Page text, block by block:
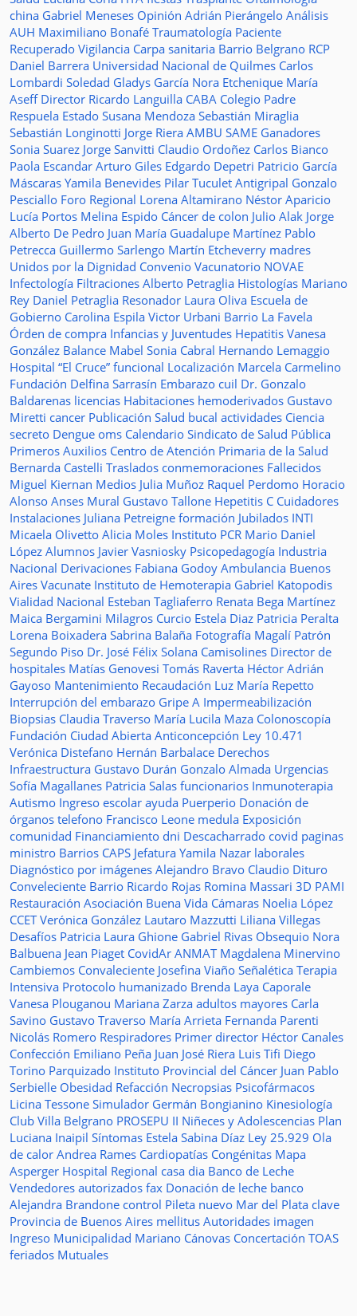
china Gabriel Meneses Opinión Adrián Pierángelo Análisis
AUH Maximiliano Bonafé Traumatología Paciente
Recuperado Vigilancia Carpa sanitaria Barrio Belgrano RCP
Daniel Barrera Universidad Nacional de Quilmes Carlos
Lombardi Soledad Gladys García Nora Etchenique María
Aseff Director Ricardo Languilla CABA Colegio Padre
Respuela Estado Susana Mendoza Sebastián Miraglia
Sebastián Longinotti Jorge Riera AMBU SAME Ganadores
Sonia Suarez Jorge Sanvitti Claudio Ordoñez Carlos Bianco
Paola Escandar Arturo Giles Edgardo Depetri Patricio García
Máscaras Yamila Benevides Pilar Tuculet Antigripal Gonzalo
Pesciallo Foro Regional Lorena Altamirano Néstor Aparicio
Lucía Portos Melina Espido Cáncer de colon Julio Alak Jorge
Alberto De Pedro Juan María Guadalupe Martínez Pablo
Petrecca Guillermo Sarlengo Martín Etcheverry madres
Unidos por la Dignidad Convenio Vacunatorio NOVAE
Infectología Filtraciones Alberto Petraglia Histologías Mariano
Rey Daniel Petraglia Resonador Laura Oliva Escuela de
Gobierno Carolina Espila Victor Urbani Barrio La Favela
Órden de compra Infancias y Juventudes Hepatitis Vanesa
González Balance Mabel Sonia Cabral Hernando Lemaggio
Hospital “El Cruce” funcional Localización Marcela Carmelino
Fundación Delfina Sarrasín Embarazo cuil Dr. Gonzalo
Baldarenas licencias Habitaciones hemoderivados Gustavo
Miretti cancer Publicación Salud bucal actividades Ciencia
secreto Dengue oms Calendario Sindicato de Salud Pública
Primeros Auxilios Centro de Atención Primaria de la Salud
Bernarda Castelli Traslados conmemoraciones Fallecidos
Miguel Kiernan Medios Julia Muñoz Raquel Perdomo Horacio
Alonso Anses Mural Gustavo Tallone Hepetitis C Cuidadores
Instalaciones Juliana Petreigne formación Jubilados INTI
Micaela Olivetto Alicia Moles Instituto PCR Mario Daniel
López Alumnos Javier Vasniosky Psicopedagogía Industria
Nacional Derivaciones Fabiana Godoy Ambulancia Buenos
Aires Vacunate Instituto de Hemoterapia Gabriel Katopodis
Vialidad Nacional Esteban Tagliaferro Renata Bega Martínez
Maica Bergamini Milagros Curcio Estela Diaz Patricia Peralta
Lorena Boixadera Sabrina Balaña Fotografía Magalí Patrón
Segundo Piso Dr. José Félix Solana Camisolines Director de
hospitales Matías Genovesi Tomás Raverta Héctor Adrián
Gayoso Mantenimiento Recaudación Luz María Repetto
Interrupción del embarazo Gripe A Impermeabilización
Biopsias Claudia Traverso María Lucila Maza Colonoscopía
Fundación Ciudad Abierta Anticoncepción Ley 10.471
Verónica Distefano Hernán Barbalace Derechos
Infraestructura Gustavo Durán Gonzalo Almada Urgencias
Sofía Magallanes Patricia Salas funcionarios Inmunoterapia
Autismo Ingreso escolar ayuda Puerperio Donación de
órganos telefono Francisco Leone medula Exposición
comunidad Financiamiento dni Descacharrado covid paginas
ministro Barrios CAPS Jefatura Yamila Nazar laborales
Diagnóstico por imágenes Alejandro Bravo Claudio Dituro
Conveleciente Barrio Ricardo Rojas Romina Massari 3D PAMI
Restauración Asociación Buena Vida Cámaras Noelia López
CCETVerónica González Lautaro Mazzutti Liliana Villegas
Desafíos Patricia Laura Ghione Gabriel Rivas Obsequio Nora
Balbuena Jean Piaget CovidAr ANMAT Magdalena Minervino
Cambiemos Convaleciente Josefina Viaño Señalética Terapia
Intensiva Protocolo humanizado Brenda Laya Caporale
Vanesa Plouganou Mariana Zarza adultos mayores Carla
Savino Gustavo Traverso María Arrieta Fernanda Parenti
Nicolás Romero Respiradores Primer director Héctor Canales
Confección Emiliano Peña Juan José Riera Luis Tifi Diego
Torino Parquizado Instituto Provincial del Cáncer Juan Pablo
Serbielle Obesidad Refacción Necropsias Psicofármacos
Licina Tessone Simulador Germán Bongianino Kinesiología
Club Villa Belgrano PROSEPU II Niñeces y Adolescencias Plan
Luciana Inaipil Síntomas Estela Sabina Díaz Ley 25.929 Ola
de calor Andrea Rames Cardiopatías Congénitas Mapa
Asperger Hospital Regional casa dia Banco de Leche
Vendedores autorizados fax Donación de leche banco
Alejandra Brandone control Pileta nuevo Mar del Plata clave
Provincia de Buenos Aires mellitus Autoridades imagen
Ingreso Municipalidad Mariano Cánovas Concertación TOAS
feriados Mutuales